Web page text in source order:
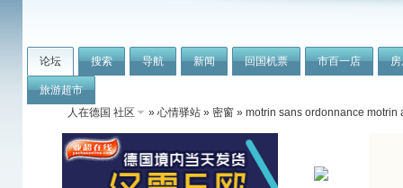
论坛 搜索 导航 新闻 回国机票 市百一店
旅游超市
人在德国 社区
» 心情驿站 » 密窗 » motrin sans ordonnance motrin